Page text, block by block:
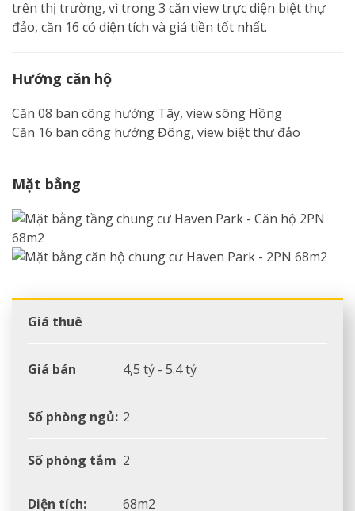
trên thị trường, vì trong 3 căn view trực diện biệt thự
đảo, căn 16 có diện tích và giá tiền tốt nhất.
Hướng căn hộ
Căn 08 ban công hướng Tây, view sông Hồng
Căn 16 ban công hướng Đông, view biệt thự đảo
Mặt bằng
Giá thuê
Giá bán 4,5 tỷ - 5.4 tỷ
Số phòng ngủ: 2
Số phòng tắm 2
Diện tích: 68m2